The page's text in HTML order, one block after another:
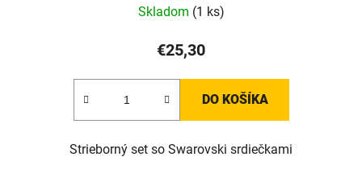
Skladom (1 ks)
€25,30
DO KOŠÍKA
Strieborný set so Swarovski srdiečkami